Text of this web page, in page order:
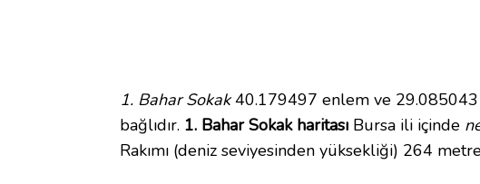
1. Bahar Sokak40.179497 enlem ve 29.085043
bağlıdır. 1. Bahar Sokak haritası Bursa ili içinde
Rakımı (deniz seviyesinden yüksekliği) 264